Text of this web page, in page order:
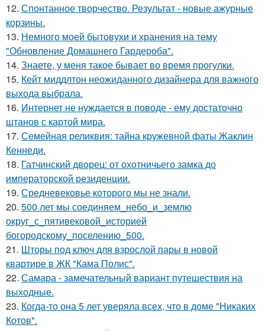
12. Спонтанное творчество. Результат - новые ажурные
корзины.
13. Немного моей бытовухи и хранения на тему
"Обновление Домашнего Гардероба".
14. Знаете, у меня такое бывает во время прогулки.
15. Кейт миддлтон неожиданного дизайнера для важного
выхода выбрала.
16. Интернет не нуждается в поводе - ему достаточно
штанов с картой мира.
17. Семейная реликвия: тайна кружевной фаты Жаклин
Кеннеди.
18. Гатчинский дворец: от охотничьего замка до
императорской резиденции.
19. Средневековье которого мы не знали.
20. 500 лет мы соединяем_небо_и_землю
округ_с_пятивековой_историей
богородскому_поселению_500.
21. Шторы под ключ для взрослой пары в новой
квартире в ЖК "Кама Полис".
22. Самара - замечательный вариант путешествия на
выходные.
23. Когда-то она 5 лет уверяла всех, что в доме "Никаких
Котов".